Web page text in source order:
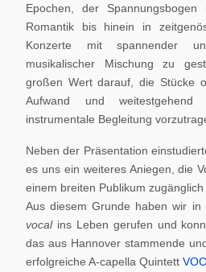
Epochen, der
Romantik bis hinein in
Konzerte mit spannender
musikalischer Mischung zu
großen Wert darauf, die Stücke
Aufwand und
instrumentale Begleitung
Neben der Präsentation
es uns ein weiteres Aniegen, die
einem breiten Publikum zugänglich
Aus diesem Grunde haben wir
vocal ins Leben gerufen und
das aus Hannover stammende
erfolgreiche A-capella Quintett